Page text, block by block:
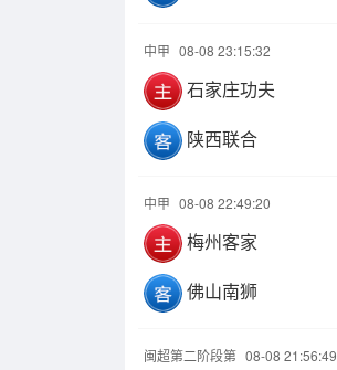
中甲 08-08 23:15:32
石家庄功夫
陕西联合
中甲 08-08 22:49:20
梅州客家
佛山南狮
闽超第二阶段第 08-08 21:56:49